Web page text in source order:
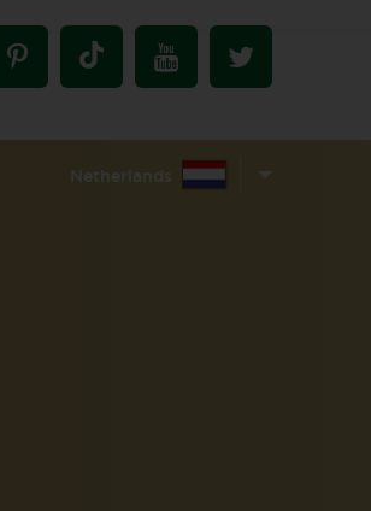
Netherlands